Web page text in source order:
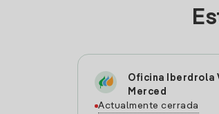
Oficina Iberdrola
Merced
Actualmente cerrada